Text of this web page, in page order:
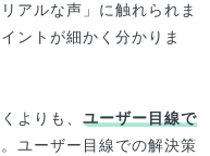
アルな声」に触れられま
ントが細かく分かりま
よりも、 ユーザー目線で
ユーザー目線での解決策